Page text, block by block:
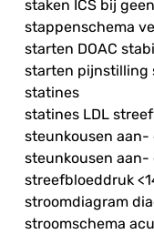
staken ICS bij
stappenschema
starten DOAC
starten pijnstilling
statines
statines LDL
steunkousen aan-
steunkousen aan-
streefbloeddruk
stroomdiagram
stroomschema